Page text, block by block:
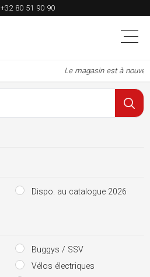
+32 80 51 90 90
Le magasin est à
Dispo. au catalogue 2026
Buggys / SSV
Vélos électriques